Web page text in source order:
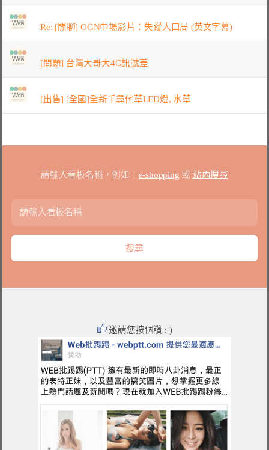
Re: [閒聊] OGN中場影片：失蹤人口局 (英文字幕)
[問題] 台灣大哥大4G訊號差
[出售] [全國]全新千尋侘草LED燈, 水草
請輸入看板名稱，例如： e-shopping 或 站內搜尋
邀請您按個讚 : )